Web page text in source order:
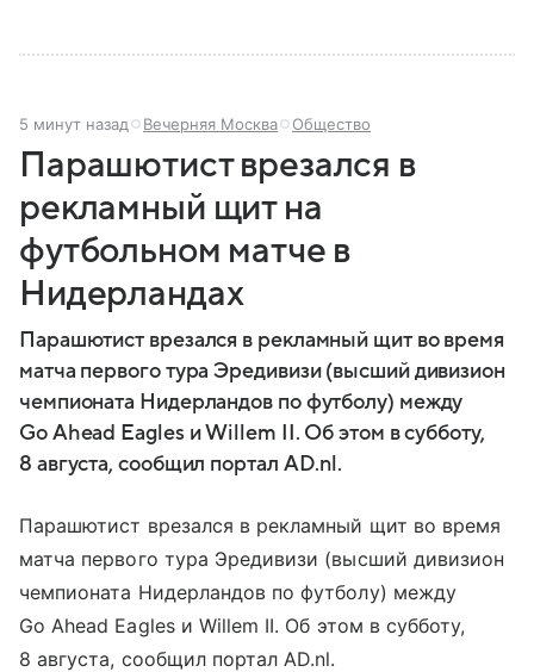
5 минут назад Вечерняя Москва Общество
Парашютист врезался в
рекламный щит на
футбольном матче в
Нидерландах
Парашютист врезался в рекламный щит во время
матча первого тура Эредивизи (высший дивизион
чемпионата Нидерландов по футболу) между
Go Ahead Eagles и Willem II. Об этом в субботу,
8 августа, сообщил портал AD.nl.
Парашютист врезался в рекламный щит во время
матча первого тура Эредивизи (высший дивизион
чемпионата Нидерландов по футболу) между
Go Ahead Eagles и Willem II. Об этом в субботу,
8 августа, сообщил портал AD.nl.